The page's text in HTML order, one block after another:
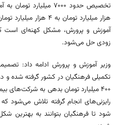
هزار میلیارد تومان
آموزش و پرورش، مشکل کهنه‌ای است
زودی حل می‌شود.
وزیر آموزش و پرورش ادامه داد:
تکمیلی فرهنگیان در کشور گرفته شده
۴۰۰ میلیارد تومان بدهی به شرکت‌های
رایزنی‌های انجام گرفته تلاش می‌شود
شود تا فرهنگیان بتوانند به بهترین